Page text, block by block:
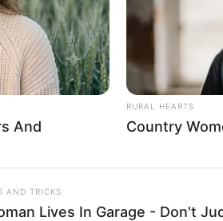
ต้องระวังเรื่องโรคระบาด มีโอกาสเข้
ใจใคร มีเกณฑ์สูญเสียเงิน เพราะคว
น้อยใจเพราะไม่มีเวลาให้กัน การง
And
RURAL HEARTS
Country
AND TRICKS
Lives In Garage - Don't